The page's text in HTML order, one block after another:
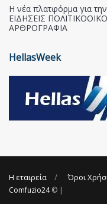
Η νέα πλατφόρμα για
ΕΙΔΗΣΕΙΣ
ΑΡΘΡΟΓΡΑΦΙΑ
HellasWeek
Η εταιρεία Όροι
Comfuzio24© |